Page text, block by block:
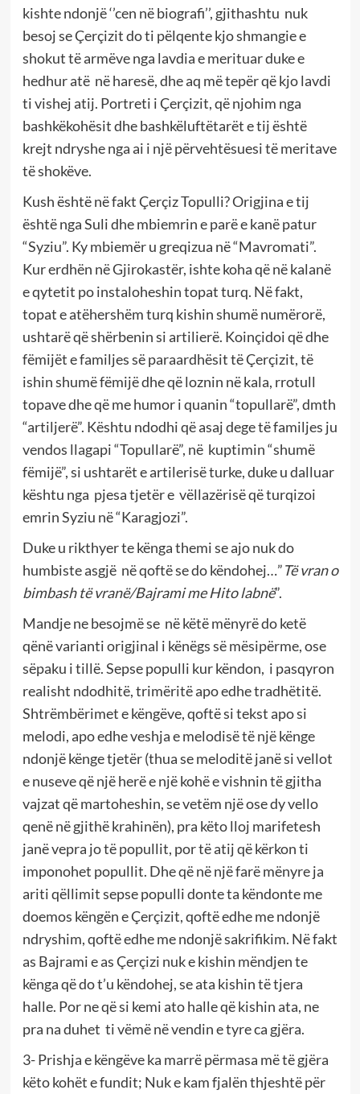
kishte ndonjë ‘’cen në biografi’’, gjithashtu nuk
besoj se Çerçizit do ti pëlqente kjo shmangie e
shokut të armëve nga lavdia e merituar duke e
hedhur atë në haresë, dhe aq më tepër që kjo lavdi
ti vishej atij. Portreti i Çerçizit, që njohim nga
bashkëkohësit dhe bashkëluftëtarët e tij është
krejt ndryshe nga ai i një përvehtësuesi të meritave
të shokëve.
Kush është në fakt Çerçiz Topulli? Origjina e tij
është nga Suli dhe mbiemrin e parë e kanë patur
“Syziu”. Ky mbiemër u greqizua në “Mavromati”.
Kur erdhën në Gjirokastër, ishte koha që në kalanë
e qytetit po instaloheshin topat turq. Në fakt,
topat e atëhershëm turq kishin shumë numërorë,
ushtarë që shërbenin si artilierë. Koinçidoi që dhe
fëmijët e familjes së paraardhësit të Çerçizit, të
ishin shumë fëmijë dhe që loznin në kala, rrotull
topave dhe që me humor i quanin “topullarë”, dmth
“artiljerë”. Kështu ndodhi që asaj dege të familjes ju
vendos llagapi “Topullarë”, në kuptimin “shumë
fëmijë”, si ushtarët e artilerisë turke, duke u dalluar
kështu nga pjesa tjetër e vëllazërisë që turqizoi
emrin Syziu në “Karagjozi”.
Duke u rikthyer te kënga themi se ajo nuk do
humbiste asgjë në qoftë se do këndohej…”Të vran o
bimbash të vranë/Bajrami me Hito labnë”.
Mandje ne besojmë se në këtë mënyrë do ketë
qënë varianti origjinal i kënëgs së mësipërme, ose
sëpaku i tillë. Sepse populli kur këndon, i pasqyron
realisht ndodhitë, trimëritë apo edhe tradhëtitë.
Shtrëmbërimet e këngëve, qoftë si tekst apo si
melodi, apo edhe veshja e melodisë të një kënge
ndonjë kënge tjetër (thua se meloditë janë si vellot
e nuseve që një herë e një kohë e vishnin të gjitha
vajzat që martoheshin, se vetëm një ose dy vello
qenë në gjithë krahinën), pra këto lloj marifetesh
janë vepra jo të popullit, por të atij që kërkon ti
imponohet popullit. Dhe që në një farë mënyre ja
ariti qëllimit sepse populli donte ta këndonte me
doemos këngën e Çerçizit, qoftë edhe me ndonjë
ndryshim, qoftë edhe me ndonjë sakrifikim. Në fakt
as Bajrami e as Çerçizi nuk e kishin mëndjen te
kënga që do t’u këndohej, se ata kishin të tjera
halle. Por ne që si kemi ato halle që kishin ata, ne
pra na duhet ti vëmë në vendin e tyre ca gjëra.
3- Prishja e këngëve ka marrë përmasa më të gjëra
këto kohët e fundit; Nuk e kam fjalën thjeshtë për